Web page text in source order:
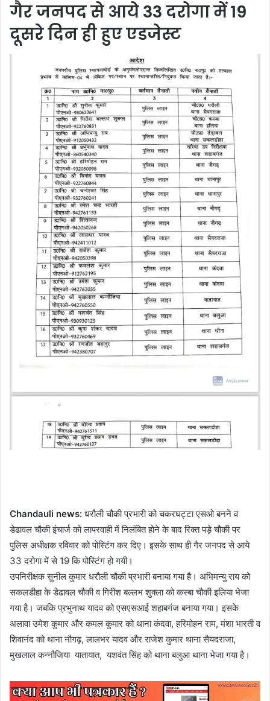
गैर जनपद से आये 33 दरोगा में 19
दूसरे दिन ही हुए एडजेस्ट
Chandauli news: धरौली चौकी प्रभारी को चकरघट्टा एसओ बनने व
डेढावल चौकी इंचार्ज को लापरवाही में निलंबित होने के बाद रिक्त पड़े चौकी पर
पुलिस अधीक्षक रविवार को पोस्टिंग कर दिए। इसके साथ ही गैर जनपद से आये
33 दरोगा में से 19 कि पोस्टिंग हो गयी।
उपनिरीक्षक सुनील कुमार धरौली चौकी प्रभारी बनाया गया है। अभिमन्यु राय को
सकलडीहा के डेढावल चौकी व गिरीश बल्लभ शुक्ला को कस्बा चौकी इलिया भेजा
गया है। जबकि प्रभुनाथ यादव को एसएसआई शहाबगंज बनाया गया। इसके
अलावा उमेश कुमार और कमल कुमार को थाना कंदवा, हरिमोहन राम, मंशा भारती व
शिवानंद को थाना नौगढ़, लालभर यादव और राजेश कुमार थाना सैयदराजा,
मुखलाल कन्नौजिया यातायात, यशवंत सिंह को थाना बलुआ थाना भेजा गया है।